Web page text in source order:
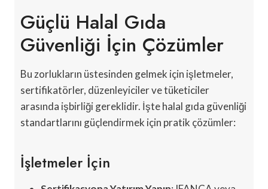
Güçlü Halal Gıda
Güvenliği İçin Çözümler
Bu zorlukların üstesinden gelmek için işletmeler,
sertifikatörler, düzenleyiciler ve tüketiciler
arasında işbirliği gereklidir. İşte halal gıda güvenliği
standartlarını güçlendirmek için pratik çözümler:
İşletmeler İçin